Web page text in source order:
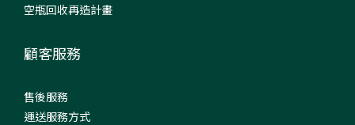
空瓶回收再造計畫
顧客服務
售後服務
運送服務方式